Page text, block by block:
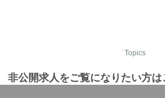
Topics
非公開求人をご覧になりたい方